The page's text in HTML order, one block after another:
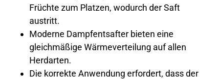
Früchte zum Platzen, wodurch der Saft
austritt.
Moderne Dampfentsafter bieten eine
gleichmäßige Wärmeverteilung auf allen
Herdarten.
Die korrekte Anwendung erfordert, dass der